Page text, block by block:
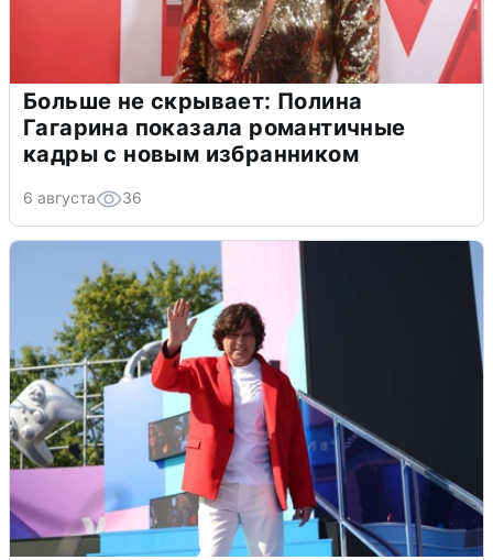
Больше не скрывает: Полина
Гагарина показала романтичные
кадры с новым избранником
6 августа 36